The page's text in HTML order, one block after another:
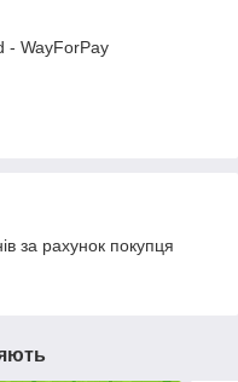
- WayForPay
за рахунок покупця